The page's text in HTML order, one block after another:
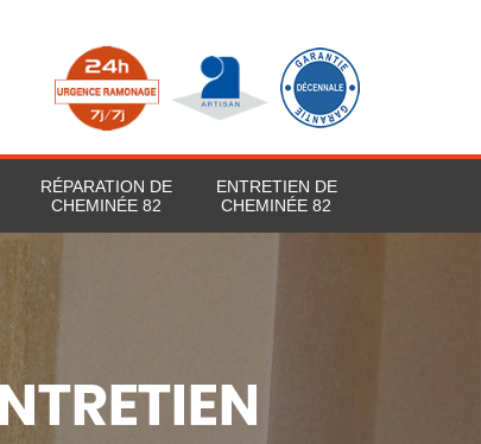
RÉPARATION DE
CHEMINÉE 82
ENTRETIEN DE
CHEMINÉE 82